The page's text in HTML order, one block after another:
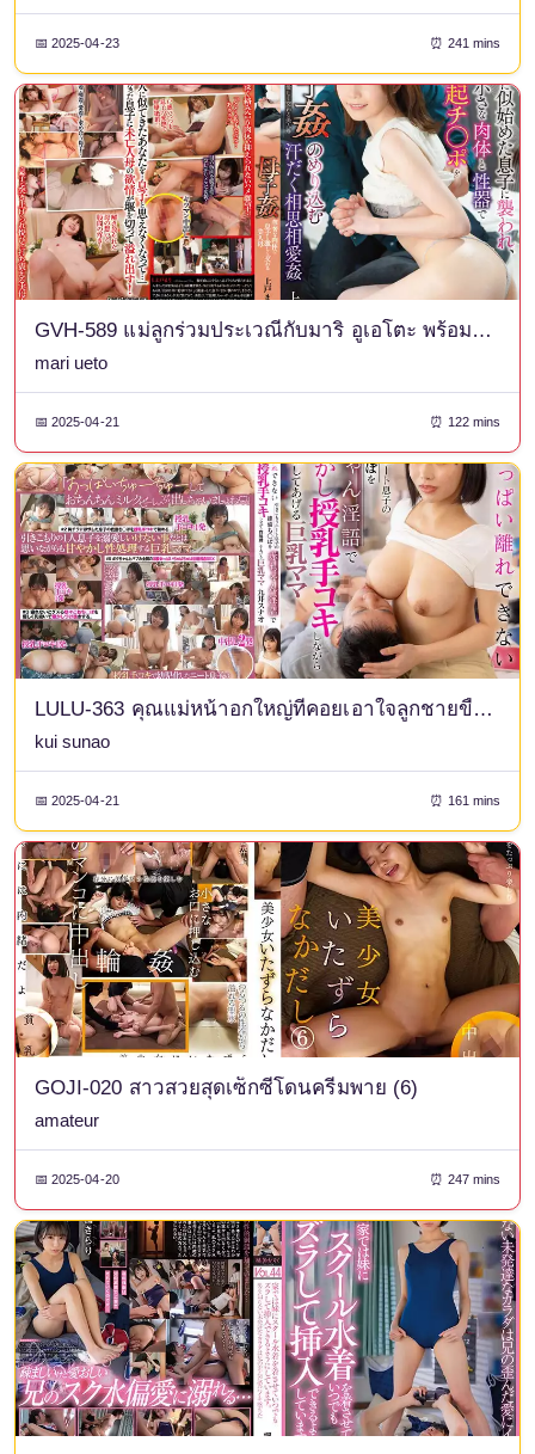
📅 2025-04-23 ⏰ 241 mins
GVH-589 แม่ลูกร่วมประเวณีกับมาริ อูเอโตะ พร้อมกางเกงชั้นในและเชกิ
mari ueto
📅 2025-04-21 ⏰ 122 mins
LULU-363 คุณแม่หน้าอกใหญ่ที่คอยเอาใจลูกชายขี้อายที่ไม่สามารถปล่อยหน้าอกของเขาได้ด้วยการพูดคุยแบบเด็กๆ และช่วยตัวเองในขณะที่ให้นมเขา - Kui Sunao
kui sunao
📅 2025-04-21 ⏰ 161 mins
GOJI-020 สาวสวยสุดเซ็กซี่โดนครีมพาย (6)
amateur
📅 2025-04-20 ⏰ 247 mins